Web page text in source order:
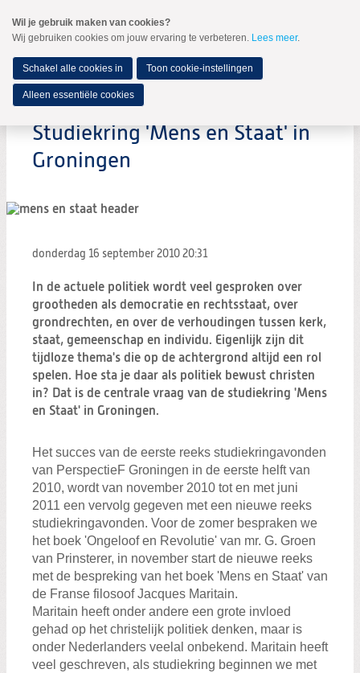
naar
Spring
de
inhoud
Spring
naar
hoofdmenu
MENU
Zoeken:
Zoeken
Studiekring 'Mens en Staat' in
Groningen
donderdag 16 september 2010 20:31
In de actuele politiek wordt veel gesproken over
grootheden als democratie en rechtsstaat, over
grondrechten, en over de verhoudingen tussen kerk,
staat, gemeenschap en individu. Eigenlijk zijn dit
tijdloze thema's die op de achtergrond altijd een rol
spelen. Hoe sta je daar als politiek bewust christen
in? Dat is de centrale vraag van de studiekring 'Mens
en Staat' in Groningen.
Het succes van de eerste reeks studiekringavonden
van PerspectieF Groningen in de eerste helft van
2010, wordt van november 2010 tot en met juni
2011 een vervolg gegeven met een nieuwe reeks
studiekringavonden. Voor de zomer bespraken we
het boek 'Ongeloof en Revolutie' van mr. G. Groen
van Prinsterer, in november start de nieuwe reeks
met de bespreking van het boek 'Mens en Staat' van
de Franse filosoof Jacques Maritain.
Maritain heeft onder andere een grote invloed
gehad op het christelijk politiek denken, maar is
onder Nederlanders veelal onbekend. Maritain heeft
veel geschreven, als studiekring beginnen we met
Wil je gebruik maken van cookies?
Wij gebruiken cookies om jouw ervaring te verbeteren. Lees meer.
Schakel alle cookies in Toon cookie-instellingen
Alleen essentiële cookies